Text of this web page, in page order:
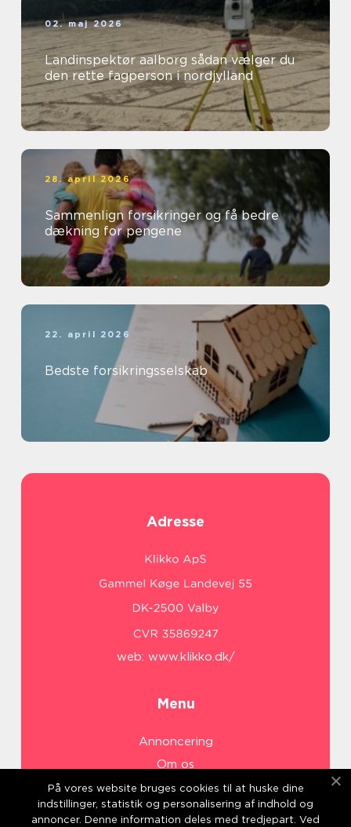
02. maj 2026
Landinspektør aalborg sådan vælger du
den rette fagperson i nordjylland
28. april 2026
Sammenlign forsikringer og få bedre
dækning for pengene
22. april 2026
Bedste forsikringsselskab
Adresse
web: www.klikko.dk/
Menu
Annoncering
Om os
Cookies
Kontakt os
På vores website bruges cookies til at huske dine
indstillinger, statistik og personalisering af indhold og
annoncer. Denne information deles med tredjepart. Ved